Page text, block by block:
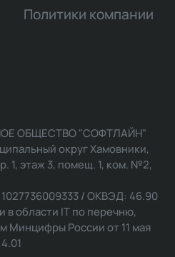
Политики компании
ОБЩЕСТВО "СОФТЛАЙН"
округ Хамовники,
1, этаж 3, помещ. 1, ком. №2,
/ ОКВЭД: 46.90
в области IT по перечню,
Минцифры России от 11 мая